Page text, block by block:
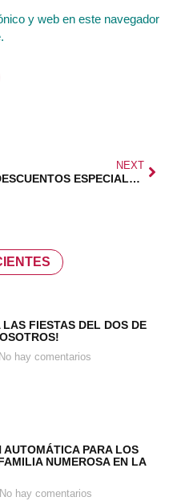
y web en este navegador
NEXT
DESCUENTOS ESPECIALES EN FORD RO MADRID
LAS FIESTAS DEL DOS DE
No hay comentarios
AUTOMÁTICA PARA LOS
NUMEROSA EN LA
No hay comentarios